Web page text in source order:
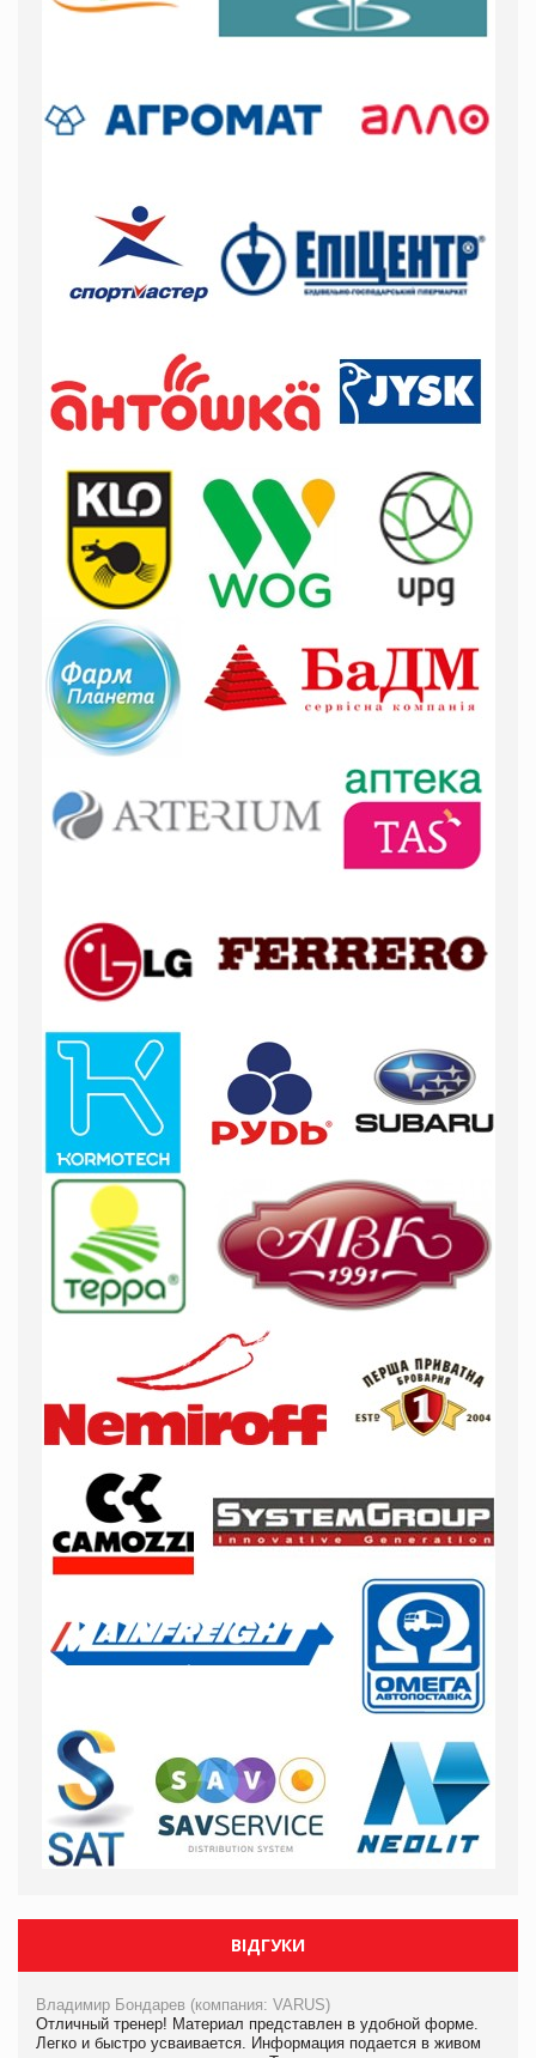
ВІДГУКИ
Владимир Бондарев (компания: VARUS)
Отличный тренер! Материал представлен в удобной форме.
Легко и быстро усваивается. Информация подается в живом